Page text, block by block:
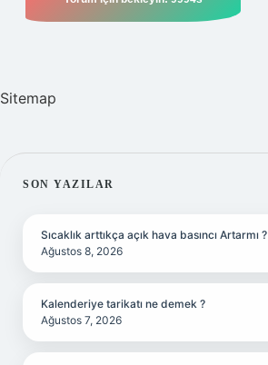
Sitemap
SIDEBAR
SON YAZILAR
Sıcaklık arttıkça açık hava basıncı Artarmı ?
Ağustos 8, 2026
Kalenderiye tarikatı ne demek ?
Ağustos 7, 2026